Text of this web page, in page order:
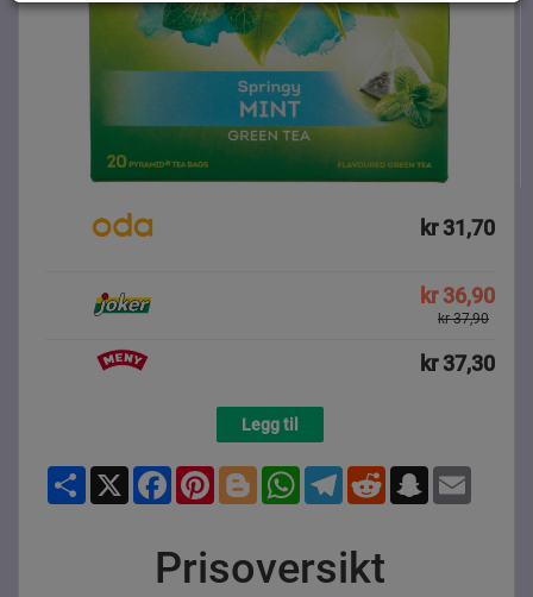
kr 31,70
kr 36,90
kr 37,90
kr 37,30
Legg til
Share X FacebookPinterestBloggerWhatsAppTelegramReddit Snapchat
Prisoversikt